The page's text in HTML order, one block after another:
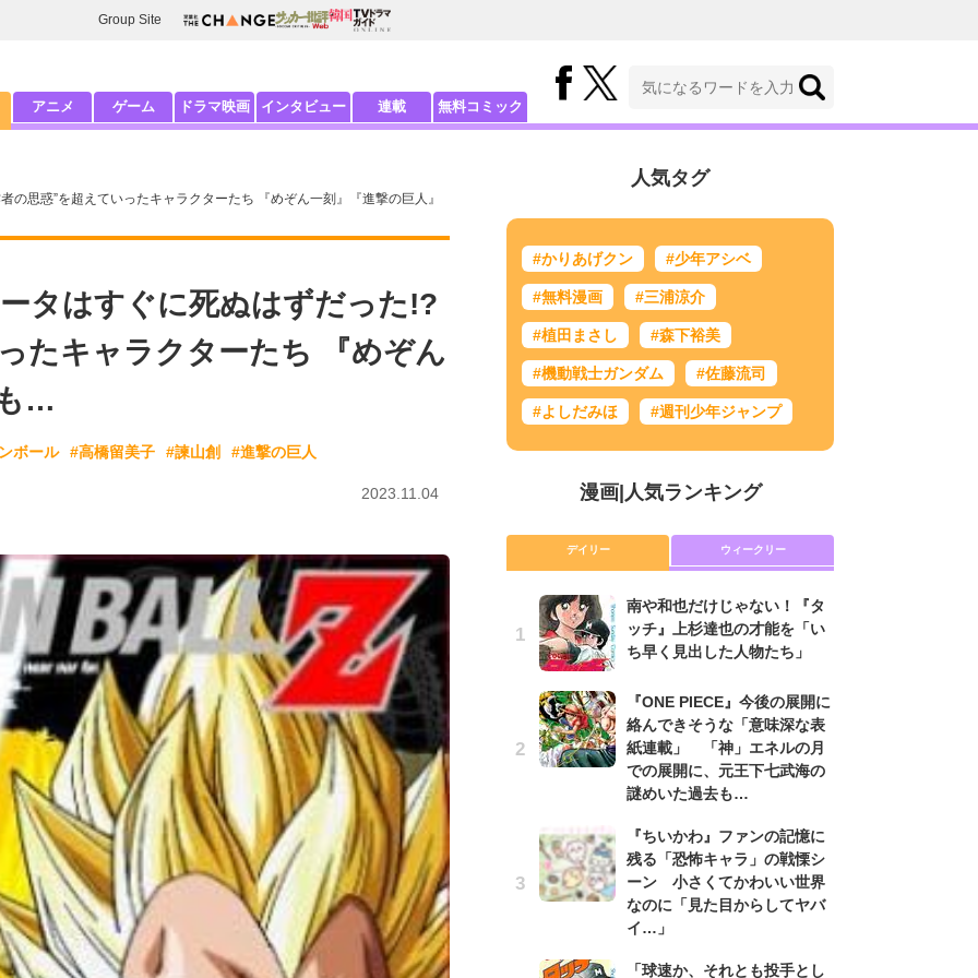
Group Site
アニメ ゲーム ドラマ映画 インタビュー 連載 無料コミック
の思惑”を超えていったキャラクターたち 『めぞん一刻』『進撃の巨人』
タはすぐに死ぬはずだった!?
たキャラクターたち 『めぞん
…
ボール #高橋留美子 #諫山創 #進撃の巨人
2023.11.04
人気タグ
#かりあげクン #少年アシベ
#無料漫画 #三浦涼介
#植田まさし #森下裕美
#機動戦士ガンダム #佐藤流司
#よしだみほ #週刊少年ジャンプ
漫画| 人気ランキング
デイリー ウィークリー
南や和也だけじゃない！『タ
ッチ』上杉達也の才能を「い
ち早く見出した人物たち」
『ONE PIECE』今後の展開に
絡んできそうな「意味深な表
紙連載」 「神」エネルの月
での展開に、元王下七武海の
謎めいた過去も…
『ちいかわ』ファンの記憶に
残る「恐怖キャラ」の戦慄シ
ーン 小さくてかわいい世界
なのに「見た目からしてヤバ
イ…」
「球速か、それとも投手とし